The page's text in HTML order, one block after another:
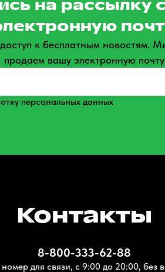
на рассылку
к бесплатным новостям.
продаем вашу электронную почту
персональных данных
Контакты
8-800-333-62-88
для связи, с 9:00 до 20:00, без